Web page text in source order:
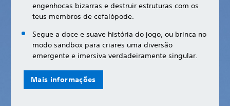
engenhocas bizarras e destruir estruturas com os
teus membros de cefalópode.
Segue a doce e suave história do jogo, ou brinca no
modo sandbox para criares uma diversão
emergente e imersiva verdadeiramente singular.
Mais informações